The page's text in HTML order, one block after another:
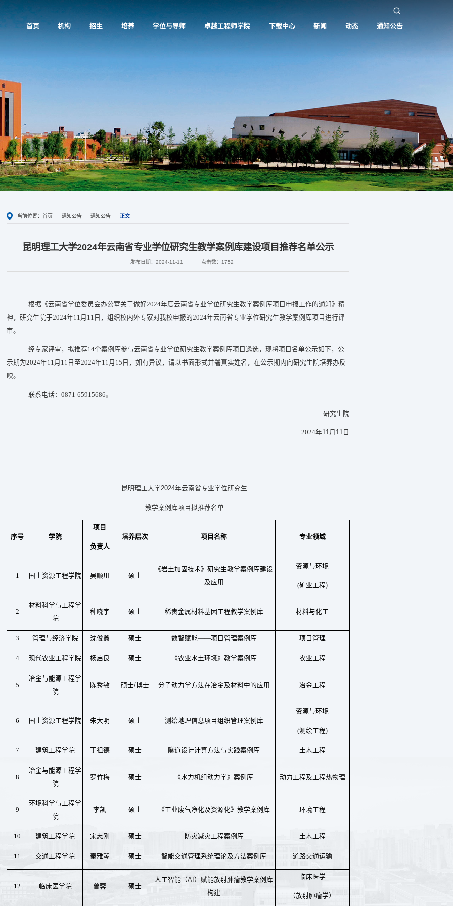
首页 机构 招生 培养 学位与导师 卓越工程师学院 下载中心 新闻 动态 通知公告
当前位置： 首页 通知公告 通知公告 正文
昆明理工大学2024年云南省专业学位研究生教学案例库建设项目推荐名单公示
发布日期：2024-11-11 点击数： 1752
根据《云南省学位委员会办公室关于做好2024年度云南省专业学位研究生教学案例库项目申报工作的通知 》精
神，研究生院于2024年11月 11 日，组织校内外专家对我校申报的2024年云南省专业学位研究生教学案例库项目进行评
审。
经专家评审，拟推荐14个案例库参与云南省专业学位研究生教学案例库项目遴选，现将项目名单公示如下，公
示期为2024年11月 11 日至2024年11月 15 日，如有异议，请以书面形式并署真实姓名，在公示期内向研究生院培养办反
映。
联系电话： 0871-65915686。
研究生院
2024年11月 11 日
昆明理工大学2024年云南省专业学位研究生
教学案例库项目拟推荐名单
序号 学院
项目
负责人
培养层次 项目名称 专业领域
1 国土资源工程学院 吴顺川 硕士
《岩土加固技术》研究生教学案例库建设
及应用
资源与环境
(矿业工程)
2
材料科学与工程学
院
种晓宇 硕士 稀贵金属材料基因工程教学案例库 材料与化工
3 管理与经济学院 沈俊鑫 硕士 数智赋能——项目管理案例库 项目管理
4 现代农业工程学院 杨启良 硕士 《农业水土环境》教学案例库 农业工程
5
冶金与能源工程学
院
陈秀敏 硕士/博士 分子动力学方法在冶金及材料中的应用 冶金工程
6 国土资源工程学院 朱大明 硕士 测绘地理信息项目组织管理案例库
资源与环境
(测绘工程)
7 建筑工程学院 丁祖德 硕士 隧道设计计算方法与实践案例库 土木工程
8
冶金与能源工程学
院
罗竹梅 硕士 《水力机组动力学》案例库 动力工程及工程热物理
9
环境科学与工程学
院
李凯 硕士 《工业废气净化及资源化》教学案例库 环境工程
10 建筑工程学院 宋志刚 硕士 防灾减灾工程案例库 土木工程
11 交通工程学院 秦雅琴 硕士 智能交通管理系统理论及方法案例库 道路交通运输
12 临床医学院 曾蓉 硕士
人工智能（AI ）赋能放射肿瘤教学案例库
构建
临床医学
（放射肿瘤学）